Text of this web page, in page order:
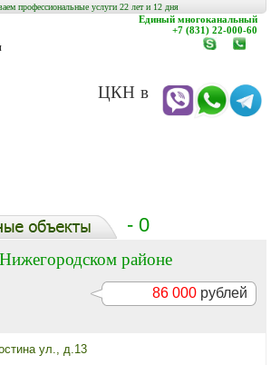
профессиональные услуги 22 лет и 12 дня
в
Единый многоканальный
+7 (831) 22-000-60
www.c-
- 0
районе
86 000 рублей
ул., д.13